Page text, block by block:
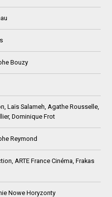
Bouzy
Laïs Salameh, Agathe Rousselle,
Dominique Frot
Reymond
ARTE France Cinéma, Frakas
Nowe Horyzonty